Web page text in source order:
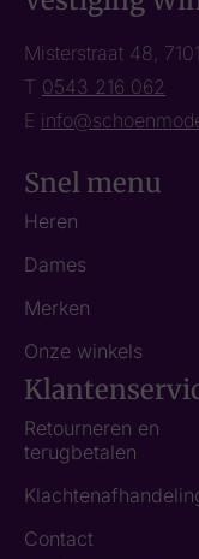
Misterstraat 48,
T 0543 216 062
E
Snel menu
Heren
Dames
Merken
Onze winkels
Retourneren en
terugbetalen
Contact